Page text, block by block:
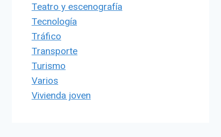
Teatro y escenografía
Tecnología
Tráfico
Transporte
Turismo
Varios
Vivienda joven